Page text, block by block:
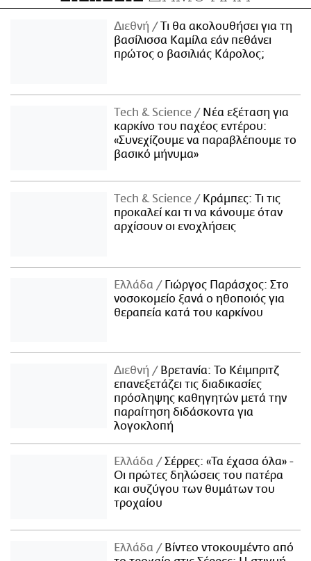
Διεθνή
Τι θα ακολουθήσει για τη
βασίλισσα Καμίλα εάν πεθάνει
πρώτος ο βασιλιάς Κάρολος;
Τech & Science
Νέα εξέταση για
καρκίνο του παχέος εντέρου:
«Συνεχίζουμε να παραβλέπουμε το
βασικό μήνυμα»
Τech & Science
Κράμπες: Τι τις
προκαλεί και τι να κάνουμε όταν
αρχίσουν οι ενοχλήσεις
Ελλάδα
Γιώργος Παράσχος: Στο
νοσοκομείο ξανά ο ηθοποιός για
θεραπεία κατά του καρκίνου
Διεθνή
Βρετανία: Το Κέιμπριτζ
επανεξετάζει τις διαδικασίες
πρόσληψης καθηγητών μετά την
παραίτηση διδάσκοντα για
λογοκλοπή
Ελλάδα
Σέρρες: «Τα έχασα όλα» -
Οι πρώτες δηλώσεις του πατέρα
και συζύγου των θυμάτων του
τροχαίου
Ελλάδα
Βίντεο ντοκουμέντο από